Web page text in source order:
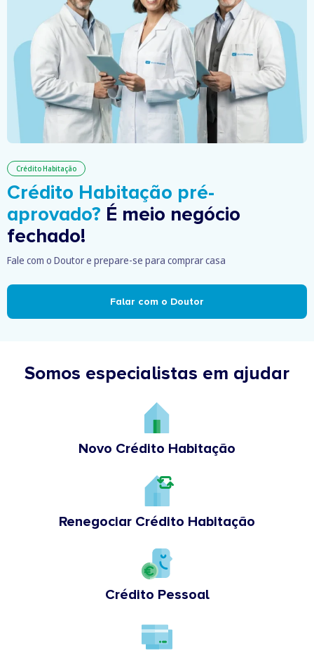
Crédito Habitação
Crédito Habitação pré-
aprovado? É meio negócio
fechado!
Fale com o Doutor e prepare-se para comprar casa
Falar com o Doutor
Somos especialistas em ajudar
Novo Crédito Habitação
Renegociar Crédito Habitação
Crédito Pessoal